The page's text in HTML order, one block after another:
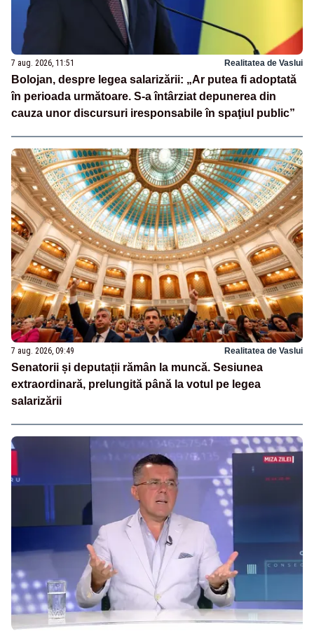
7 aug. 2026, 11:51 Realitatea de Vaslui
Bolojan, despre legea salarizării: „Ar putea fi adoptată
în perioada următoare. S-a întârziat depunerea din
cauza unor discursuri iresponsabile în spaţiul public”
7 aug. 2026, 09:49 Realitatea de Vaslui
Senatorii și deputații rămân la muncă. Sesiunea
extraordinară, prelungită până la votul pe legea
salarizării